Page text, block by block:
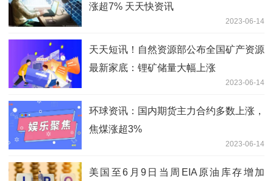
涨超7% 天天快资讯
2023-06-14
天天短讯！自然资源部公布全国矿产资源
最新家底：锂矿储量大幅上涨
2023-06-14
环球资讯：国内期货主力合约多数上涨，
焦煤涨超3%
2023-06-14
美国至6月9日当周EIA原油库存增加